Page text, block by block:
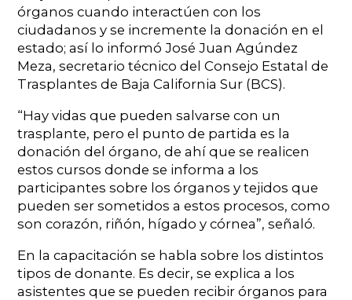
órganos cuando interactúen con los
ciudadanos y se incremente la donación en el
estado; así lo informó José Juan Agúndez
Meza, secretario técnico del Consejo Estatal de
Trasplantes de Baja California Sur (BCS).
“Hay vidas que pueden salvarse con un
trasplante, pero el punto de partida es la
donación del órgano, de ahí que se realicen
estos cursos donde se informa a los
participantes sobre los órganos y tejidos que
pueden ser sometidos a estos procesos, como
son corazón, riñón, hígado y córnea”, señaló.
En la capacitación se habla sobre los distintos
tipos de donante. Es decir, se explica a los
asistentes que se pueden recibir órganos para